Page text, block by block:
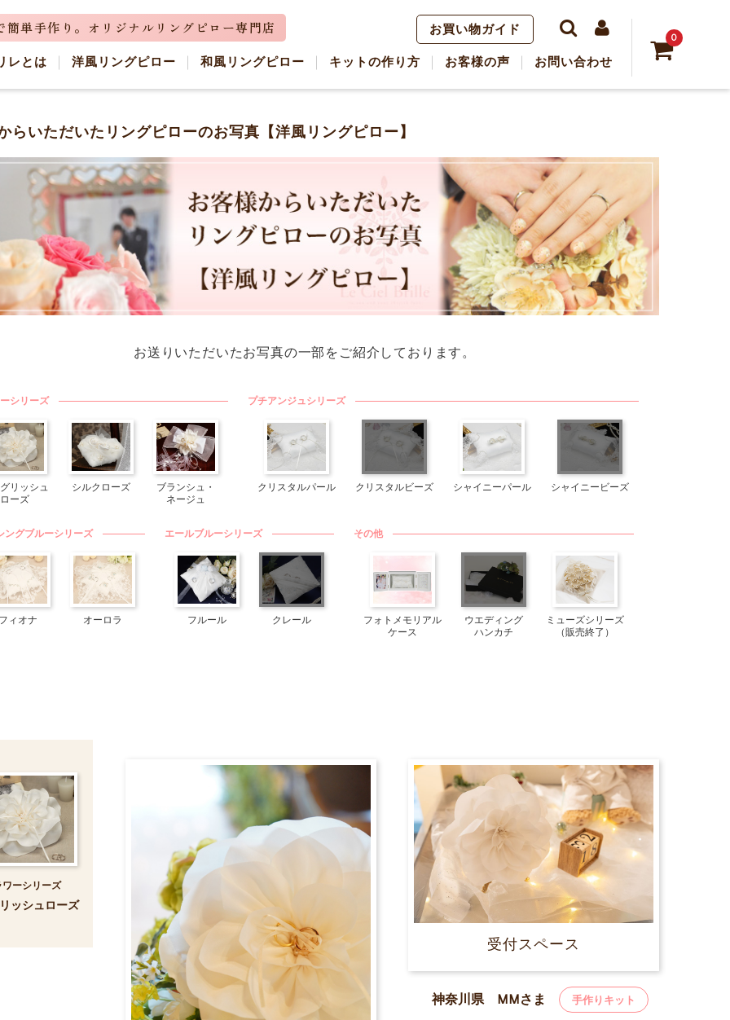
0
レとは 洋風リングピロー 和風リングピロー キットの作り方 お客様の声
お買い物ガイド
お問い合わせ
らいただいたリングピローのお写真【洋風リングピロー】
お送りいただいたお写真の一部を ご紹介しております。
シリーズ
リッシュ
ローズ
シルクローズ
ブランシュ・
ネージュ
プチアンジュシリーズ
クリスタルパール クリスタルビーズ シャイニーパール シャイニービーズ
ングブルーシリーズ
ィオナ オーロラ
エールブルーシリーズ
フルール クレール
その他
フォトメモリアル
ケース
ウエディング
ハンカチ
ミューズシリーズ
（販売終了）
ワーシリーズ
ッシュローズ
受付スペース
神奈川県 MMさま 手作りキット